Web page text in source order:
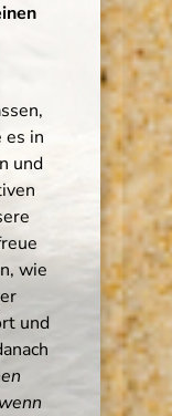
es in
und
wie
und